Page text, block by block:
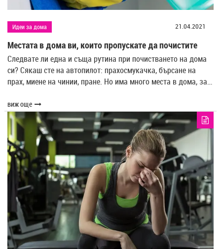
Идеи за дома 21.04.2021
Местата в дома ви, които пропускате да почистите
Следвате ли една и съща рутина при почистването на дома
си? Сякаш сте на автопилот: прахосмукачка, бърсане на
прах, миене на чинии, пране. Но има много места в дома, за…
виж още